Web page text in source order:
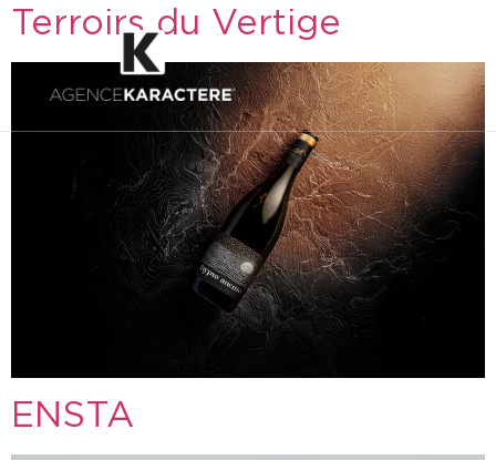
Terroirs du Vertige
ENSTA